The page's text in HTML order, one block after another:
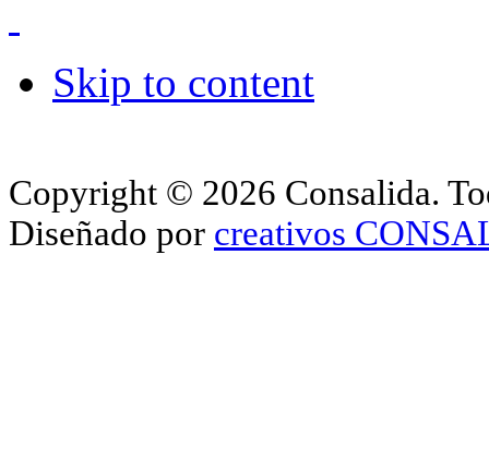
Skip to content
Copyright © 2026 Consalida.
Diseñado por creativos